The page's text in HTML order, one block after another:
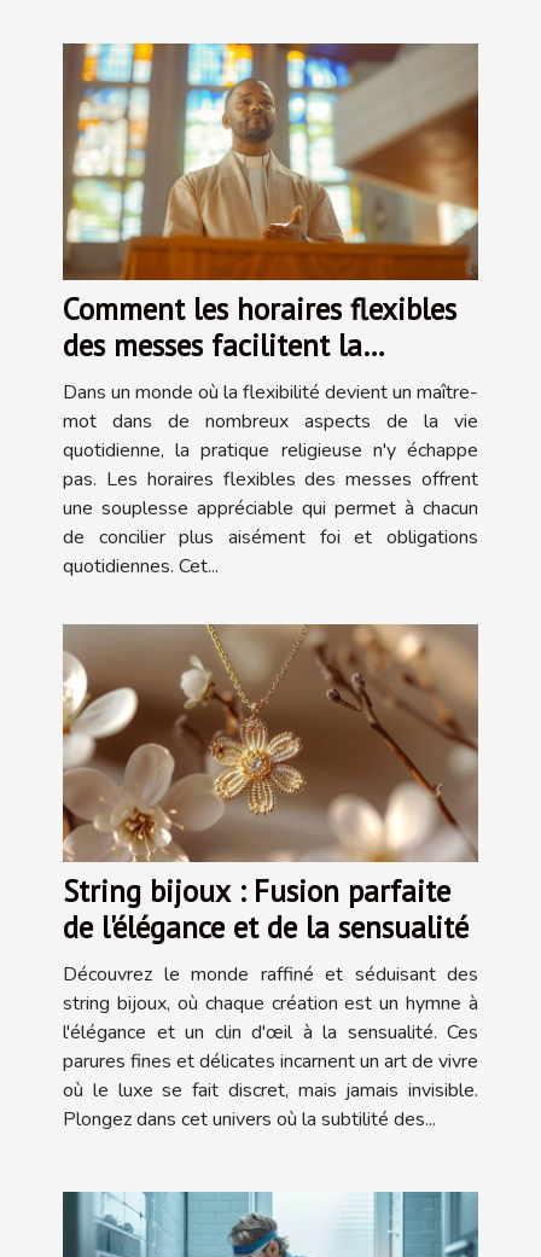
Comment les horaires flexibles
des messes facilitent la
pratique religieuse
Dans un monde où la flexibilité devient un maître-
mot dans de nombreux aspects de la vie
quotidienne, la pratique religieuse n'y échappe
pas. Les horaires flexibles des messes offrent
une souplesse appréciable qui permet à chacun
de concilier plus aisément foi et obligations
quotidiennes. Cet...
String bijoux : Fusion parfaite
de l'élégance et de la sensualité
Découvrez le monde raffiné et séduisant des
string bijoux, où chaque création est un hymne à
l'élégance et un clin d'œil à la sensualité. Ces
parures fines et délicates incarnent un art de vivre
où le luxe se fait discret, mais jamais invisible.
Plongez dans cet univers où la subtilité des...